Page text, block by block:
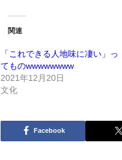
関連
「これできる人地味に凄い」っ
てものwwwwwwww
2021年12月20日
文化
Facebook